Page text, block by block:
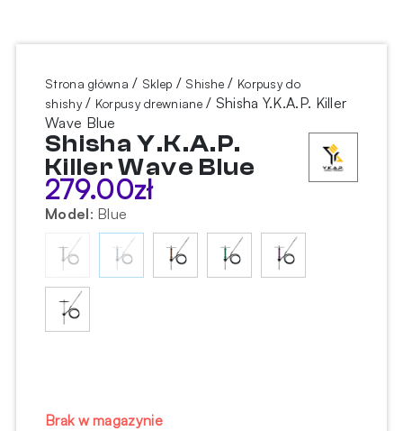
Strona główna / Sklep / Shishe / Korpusy do
shishy/ Korpusy drewniane/ Shisha Y.K.A.P. Killer
Wave Blue
Shisha Y.K.A.P.
Killer Wave Blue
279.00zł
Model: Blue
Brak w magazynie